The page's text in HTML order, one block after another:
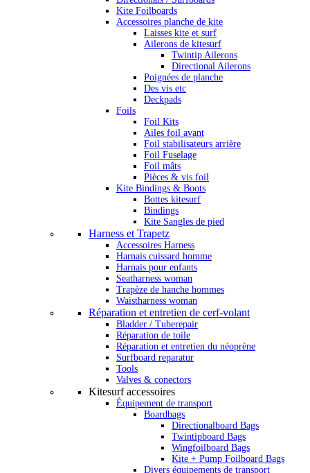
Kite Foilboards
Accessoires planche de kite
Laisses kite et surf
Ailerons de kitesurf
Twintip Ailerons
Directional Ailerons
Poignées de planche
Des vis etc
Deckpads
Foils
Foil Kits
Ailes foil avant
Foil stabilisateurs arrière
Foil Fuselage
Foil mâts
Pièces & vis foil
Kite Bindings & Boots
Bottes kitesurf
Bindings
Kite Sangles de pied
Harness et Trapetz
Accessoires Harness
Harnais cuissard homme
Harnais pour enfants
Seatharness woman
Trapèze de hanche hommes
Waistharness woman
Réparation et entretien de cerf-volant
Bladder / Tuberepair
Réparation de toile
Réparation et entretien du néoprène
Surfboard reparatur
Tools
Valves & conectors
Kitesurf accessoires
Équipement de transport
Boardbags
Directionalboard Bags
Twintipboard Bags
Wingfoilboard Bags
Kite + Pump Foilboard Bags
Divers équipements de transport